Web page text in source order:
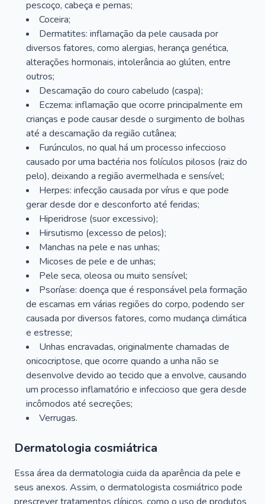
pescoço, cabeça e pernas;
Coceira;
Dermatites: inflamação da pele causada por
diversos fatores, como alergias, herança genética,
alterações hormonais, intolerância ao glúten, entre
outros;
Descamação do couro cabeludo (caspa);
Eczema: inflamação que ocorre principalmente em
crianças e pode causar desde o surgimento de bolhas
até a descamação da região cutânea;
Furúnculos, no qual há um processo infeccioso
causado por uma bactéria nos folículos pilosos (raiz do
pelo), deixando a região avermelhada e sensível;
Herpes: infecção causada por vírus e que pode
gerar desde dor e desconforto até feridas;
Hiperidrose (suor excessivo);
Hirsutismo (excesso de pelos);
Manchas na pele e nas unhas;
Micoses de pele e de unhas;
Pele seca, oleosa ou muito sensível;
Psoríase: doença que é responsável pela formação
de escamas em várias regiões do corpo, podendo ser
causada por diversos fatores, como mudança climática
e estresse;
Unhas encravadas, originalmente chamadas de
onicocriptose, que ocorre quando a unha não se
desenvolve devido ao tecido que a envolve, causando
um processo inflamatório e infeccioso que gera desde
incômodos até secreções;
Verrugas.
Dermatologia cosmiátrica
Essa área da dermatologia cuida da aparência da pele e
seus anexos. Assim, o dermatologista cosmiátrico pode